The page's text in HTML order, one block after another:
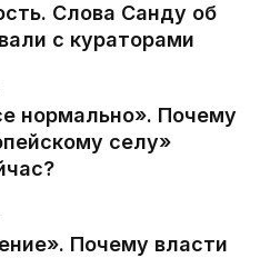
Слова Санду об
с кураторами
нормально». Почему
селу»
Почему власти